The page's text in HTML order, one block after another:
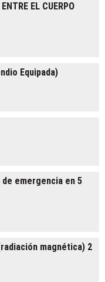
EL CUERPO
Equipada)
emergencia en 5
magnética) 2